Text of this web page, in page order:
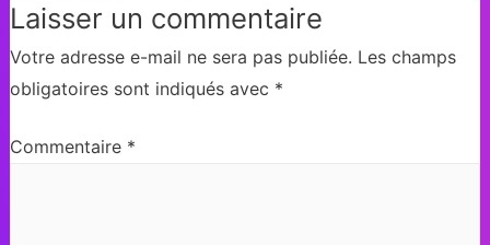
Laisser un commentaire
Votre adresse e-mail ne sera pas publiée. Les champs
obligatoires sont indiqués avec *
Commentaire *